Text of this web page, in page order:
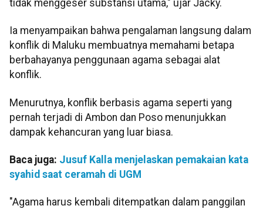
tidak menggeser substansi utama," ujar Jacky.
Ia menyampaikan bahwa pengalaman langsung dalam
konflik di Maluku membuatnya memahami betapa
berbahayanya penggunaan agama sebagai alat
konflik.
Menurutnya, konflik berbasis agama seperti yang
pernah terjadi di Ambon dan Poso menunjukkan
dampak kehancuran yang luar biasa.
Baca juga: Jusuf Kalla menjelaskan pemakaian kata
syahid saat ceramah di UGM
"Agama harus kembali ditempatkan dalam panggilan